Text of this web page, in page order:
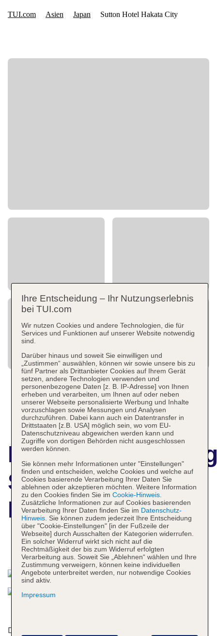
Sutton Hotel
Hakata City
Das bietet Ihre Unterkunft
Das Hotel bietet 151 Zimmer, 82 Einzel- und 53
Ihre Entscheidung – Ihr Nutzungserlebnis
bei TUI.com
Wir nutzen Cookies und andere Technologien, die für
Services und Funktionen auf unserer Website notwendig
sind.
Darüber hinaus und soweit Sie einwilligen und
„Zustimmen“ auswählen, können wir sowie unsere bis zu
fünf Partner als Drittanbieter Cookies auf Ihrem Gerät
setzen, andere Technologien verwenden und
personenbezogene Daten [z. B. IP-Adresse] von Ihnen
erheben und verarbeiten, um Ihnen auf oder neben
unserer Webseite personalisierte Werbung und Inhalte
vorzuschlagen sowie Messungen und Analysen
durchzuführen. Dabei kann auch ein Datentransfer in
Drittstaaten [z.B. USA] möglich sein, wo vom EU-
Datenschutzniveau abgewichen werden kann und
Zugriffe von dortigen Behörden nicht ausgeschlossen
werden können.
Sie können mehr Informationen unter "Einstellungen"
finden und entscheiden, welche Cookies und welche auf
Cookies basierende Verarbeitung Ihrer Daten Sie
ablehnen oder akzeptieren möchten. Weitere Information
zu den Cookies finden Sie im Cookie-Hinweis.
Zusätzliche Informationen zur auf Cookies basierenden
Verarbeitung Ihrer Daten finden Sie im Datenschutz-
Hinweis. Sie können zudem jederzeit Ihre Entscheidung
über "Cookie-Einstellungen" [in der Fußzeile der
Webseite] durch Ausschalten der Kategorien widerrufen.
Ein solcher Widerruf wirkt sich nicht auf die
Rechtmäßigkeit der bis zum Widerruf erfolgten
Verarbeitung aus. Soweit Sie „Ablehnen“ wählen und Ihre
Zustimmung verweigern, können keine individuellen
Angebote unterbreitet werden, nur notwendige Cookies
sind aktiv.
Impressum